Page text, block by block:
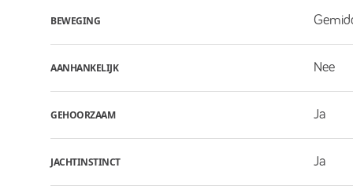
BEWEGING
AANHANKELIJK Nee
GEHOORZAAM Ja
JACHTINSTINCT Ja